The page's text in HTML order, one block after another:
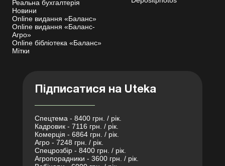
Реальна бухгалтерія
Новини
Online видання «Баланс»
Online видання «Баланс-
Агро»
Online бібліотека «Баланс»
Мітки
Підписатися на Uteka
Спецтема - 8400 грн. / рік.
Кадровик - 7116 грн. / рік.
Комерція - 6864 грн. / рік.
Агро - 7248 грн. / рік.
Спецрозбір - 8400 грн. / рік.
Агропорадники - 3600 грн. / рік.